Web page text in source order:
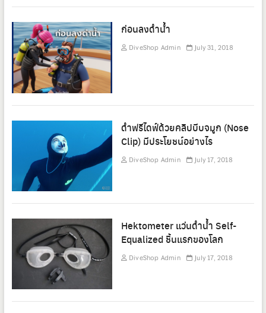
ก่อนลงดำน้ำ
DiveShop Admin July 31, 2018
ดำฟรีไดฟ์ด้วยคลิปบีบจมูก (Nose
Clip) มีประโยชน์อย่างไร
DiveShop Admin July 17, 2018
Hektometer แว่นดำน้ำ Self-
Equalized ชิ้นแรกของโลก
DiveShop Admin July 17, 2018